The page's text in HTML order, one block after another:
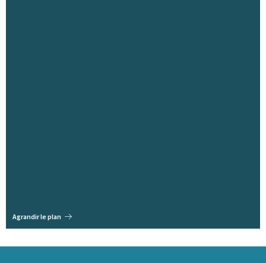
Agrandir le plan